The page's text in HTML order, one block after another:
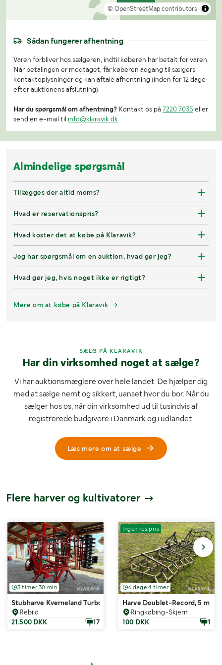
© OpenStreetMap contributors
Sådan fungerer afhentning
Varen forbliver hos sælgeren, indtil køberen har betalt for varen.
Når betalingen er modtaget, får køberen adgang til sælgers
kontaktoplysninger og kan aftale afhentning (inden for 12 dage
efter auktionens afslutning).
Har du spørgsmål om afhentning? Kontakt os på 7220 7035 eller
send en e-mail til info@klaravik.dk
Almindelige spørgsmål
Tillægges der altid moms?
Hvad er reservationspris?
Hvad koster det at købe på Klaravik?
Jeg har spørgsmål om en auktion, hvad gør jeg?
Hvad gør jeg, hvis noget ikke er rigtigt?
Mere om at købe på Klaravik
SÆLG PÅ KLARAVIK
Har din virksomhed noget at sælge?
Vi har auktionsmæglere over hele landet. De hjælper dig
med at sælge nemt og sikkert, uanset hvor du bor. Når du
sælger hos os, når din virksomhed ud til tusindvis af
registrerede budgivere i Danmark og i udlandet.
Læs mere om at sælge
Flere harver og kultivatorer
3 timer 30 min
Stubharve Kverneland Turbo 4 meter - med dobbelt pakvalse
Rebild
21.500 DKK
17
Ingen res.pris
6 dage 4 timer
Harve Doublet-Record, 5 m
Ringkøbing-Skjern
100 DKK
1